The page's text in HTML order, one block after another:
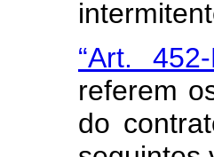
“Art.
referem
do